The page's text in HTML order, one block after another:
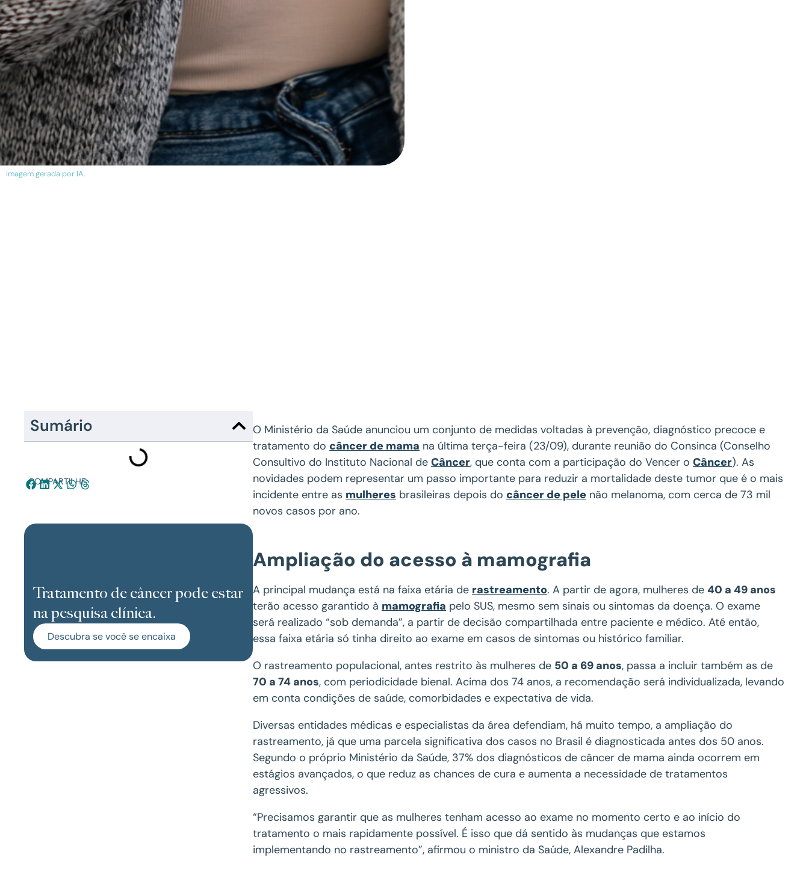
imagem gerada por IA.
Sumário
COMPARTILHE:
Tratamento de câncer pode estar
na pesquisa clínica.
Descubra se você se encaixa
O Ministério da Saúde anunciou um conjunto de medidas voltadas à prevenção, diagnóstico precoce e
tratamento do câncer de mama na última terça-feira (23/09), durante reunião do Consinca (Conselho
Consultivo do Instituto Nacional deCâncer, que conta com a participação do Vencer oCâncer). As
novidades podem representar um passo importante para reduzir a mortalidade deste tumor que é o mais
incidente entre as mulheres brasileiras depois do câncer de pele não melanoma, com cerca de 73 mil
novos casos por ano.
Ampliação do acesso à mamografia
A principal mudança está na faixa etária de rastreamento. A partir de agora, mulheres de40 a 49 anos
terão acesso garantido à mamografia pelo SUS, mesmo sem sinais ou sintomas da doença. O exame
será realizado “sob demanda”, a partir de decisão compartilhada entre paciente e médico. Até então,
essa faixa etária só tinha direito ao exame em casos de sintomas ou histórico familiar.
O rastreamento populacional, antes restrito às mulheres de 50 a 69 anos, passa a incluir também as de
70 a 74 anos, com periodicidade bienal. Acima dos 74 anos, a recomendação será individualizada, levando
em conta condições de saúde, comorbidades e expectativa de vida.
Diversas entidades médicas e especialistas da área defendiam, há muito tempo, a ampliação do
rastreamento, já que uma parcela significativa dos casos no Brasil é diagnosticada antes dos 50 anos.
Segundo o próprio Ministério da Saúde, 37% dos diagnósticos de câncer de mama ainda ocorrem em
estágios avançados, o que reduz as chances de cura e aumenta a necessidade de tratamentos
agressivos.
“Precisamos garantir que as mulheres tenham acesso ao exame no momento certo e ao início do
tratamento o mais rapidamente possível. É isso que dá sentido às mudanças que estamos
implementando no rastreamento”, afirmou o ministro da Saúde, Alexandre Padilha.